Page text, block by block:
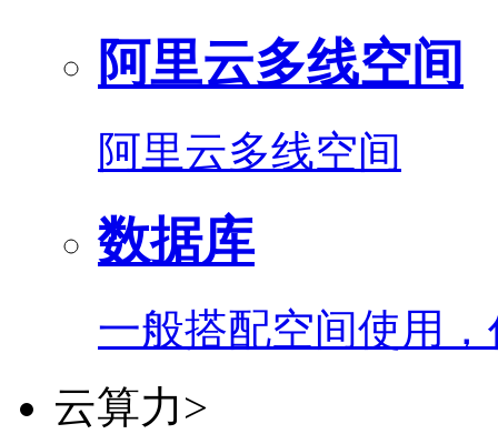
阿里云多线空间
阿里云多线空间
数据库
一般搭配空间使用
云算力>